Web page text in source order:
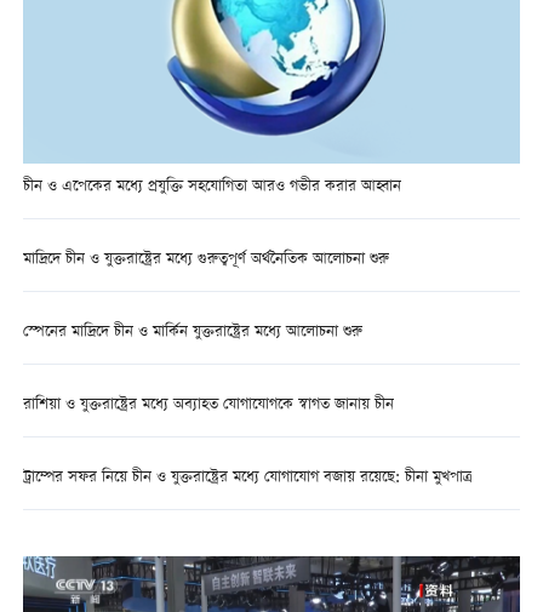
চীন ও এপেকের মধ্যে প্রযুক্তি সহযোগিতা আরও গভীর করার আহ্বান
মাদ্রিদে চীন ও যুক্তরাষ্ট্রের মধ্যে গুরুত্বপূর্ণ অর্থনৈতিক আলোচনা শুরু
স্পেনের মাদ্রিদে চীন ও মার্কিন যুক্তরাষ্ট্রের মধ্যে আলোচনা শুরু
রাশিয়া ও যুক্তরাষ্ট্রের মধ্যে অব্যাহত যোগাযোগকে স্বাগত জানায় চীন
ট্রাম্পের সফর নিয়ে চীন ও যুক্তরাষ্ট্রের মধ্যে যোগাযোগ বজায় রয়েছে: চীনা মুখপাত্র